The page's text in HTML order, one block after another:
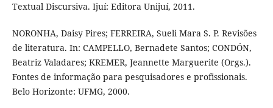
Textual Discursiva. Ijuí: Editora Unijuí, 2011.
NORONHA, Daisy Pires; FERREIRA, Sueli Mara S. P. Revisões
de literatura. In: CAMPELLO, Bernadete Santos; CONDÓN,
Beatriz Valadares; KREMER, Jeannette Marguerite (Orgs.).
Fontes de informação para pesquisadores e profissionais.
Belo Horizonte: UFMG, 2000.